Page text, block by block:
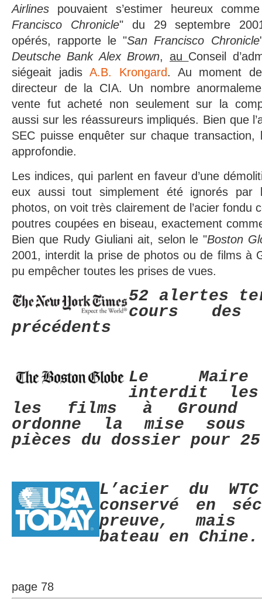
Airlines pouvaient s’estimer heureux
Francisco Chronicle" du 29 septembre
opérés, rapporte le "San Francisco Chronicle
Deutsche Bank Alex Brown, au Conseil
siégeait jadisA.B. Krongard. Au moment
directeur de la CIA. Un nombre
vente fut acheté non seulement sur la
aussi sur les réassureurs impliqués. Bien que
SEC puisse enquêter sur chaque transaction,
approfondie.
Les indices, qui parlent en faveur d’une
eux aussi tout simplement été ignorés par
photos, on voit très clairement de l’acier fondu
poutres coupées en biseau, exactement
Bien que Rudy Giuliani ait, selon le "Boston
2001, interdit la prise de photos ou de films à
pu empêcher toutes les prises de vues.
52 alertes
cours
précédents
Le
interdit les
les films à Ground
ordonne la mise
pièces du dossier pour
L’acier du
conservé en
preuve, mais
bateau en Chine.
page 78